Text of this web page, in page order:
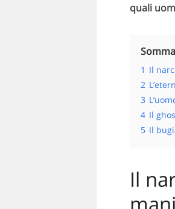
quali
1 Il
2
3
4 Il
5 Il
Il